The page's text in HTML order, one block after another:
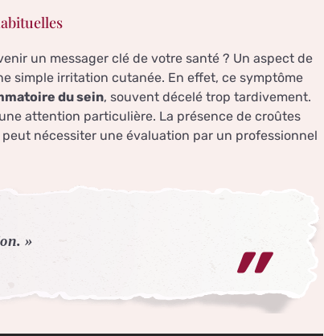
un messager clé de votre santé ? Un aspect de
simple irritation cutanée. En effet, ce symptôme
du sein, souvent décelé trop tardivement.
attention particulière. La présence de croûtes
nécessiter une évaluation par un professionnel
»